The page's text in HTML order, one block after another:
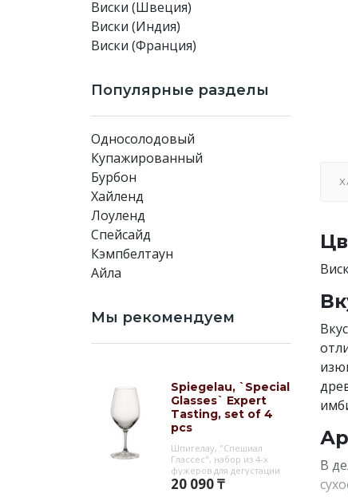
Виски (Швеция)
Виски (Индия)
Виски (Франция)
Популярные разделы
Односолодовый
Купажированный
Бурбон
Хайленд
Лоуленд
Спейсайд
Кэмпбелтаун
Айла
Мы рекомендуем
Spiegelau, `Special
Glasses` Expert
Tasting, set of 4
pcs
Шпигелау, "Спешиал
Глассес", набор из 4-х
фужеров для дегустации
20 090 ₸
В